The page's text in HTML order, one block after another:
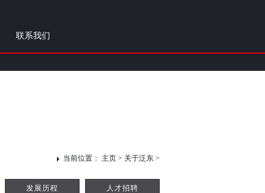
联系我们
当前位置： 主页 > 关于泛东 >
发展历程 人才招聘